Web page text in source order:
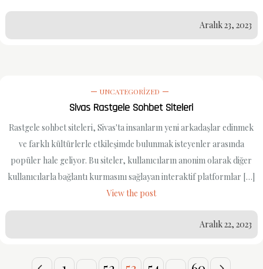
Aralık 23, 2023
UNCATEGORIZED
Sivas Rastgele Sohbet Siteleri
Rastgele sohbet siteleri, Sivas'ta insanların yeni arkadaşlar edinmek
ve farklı kültürlerle etkileşimde bulunmak isteyenler arasında
popüler hale geliyor. Bu siteler, kullanıcıların anonim olarak diğer
kullanıcılarla bağlantı kurmasını sağlayan interaktif platformlar […]
View the post
Aralık 22, 2023